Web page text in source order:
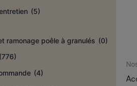
(5)
ramonage poêle à granulés (0)
(776)
(4)